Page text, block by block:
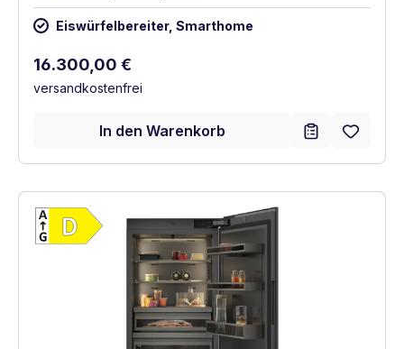
Eiswürfelbereiter, Smarthome
Regulärer Preis:
16.300,00 €
versandkostenfrei
In den Warenkorb
Vollständiges Energielabel anzeigen
Energieklasse D. Höchste bis niedrigste